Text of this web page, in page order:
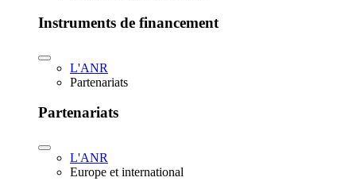
Instruments de financement
L'ANR
Partenariats
Partenariats
L'ANR
Europe et international